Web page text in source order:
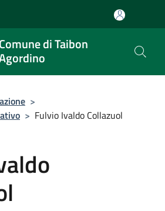
Comune di Taibon
>
> Fulvio Ivaldo Collazuol